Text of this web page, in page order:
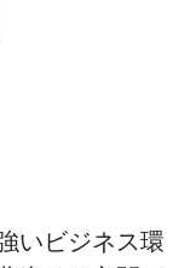
いビジネス環